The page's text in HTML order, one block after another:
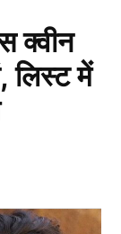
क्वीन
लिस्ट में